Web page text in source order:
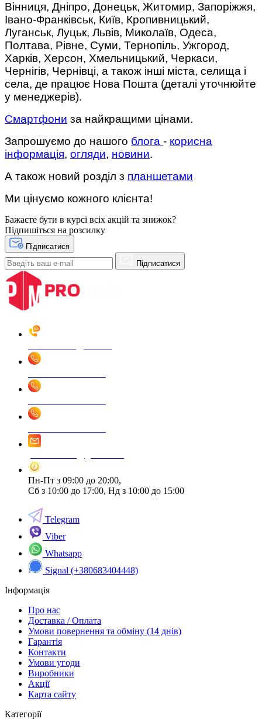
Вінниця, Дніпро, Донецьк, Житомир, Запоріжжя,
Івано-Франківськ, Київ, Кропивницький,
Луганськ, Луцьк, Львів, Миколаїв, Одеса,
Полтава, Рівне, Суми, Тернопіль, Ужгород,
Харків, Херсон, Хмельницький, Черкаси,
Чернігів, Чернівці, а також інші міста, селища і
села, де працює Нова Пошта (деталі уточнюйте
у менеджерів).
Смартфони за найкращими цінами.
Запрошуємо до нашого блога - корисна
інформація, огляди, новини.
А також новий розділ з планшетами
Ми цінуємо кожного клієнта!
Бажаєте бути в курсі всіх акцій та знижок?
Підпишіться на розсилку
Підписатися
Підписатися
Пн-Пт з 09:00 до 20:00,
Сб з 10:00 до 17:00, Нд з 10:00 до 15:00
Telegram
Viber
Whatsapp
Signal (+380683404448)
Інформація
Про нас
Доставка / Оплата
Умови повернення та обміну (14 днів)
Гарантія
Контакти
Умови угоди
Виробники
Акції
Карта сайту
Категорії